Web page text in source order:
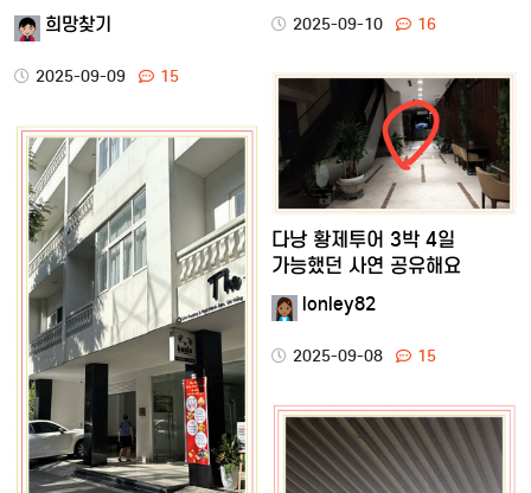
2025-09-10 16
희망찾기
2025-09-09 15
다낭 황제투어 3박 4일
가능했던 사연 공유해요
lonley82
2025-09-08 15